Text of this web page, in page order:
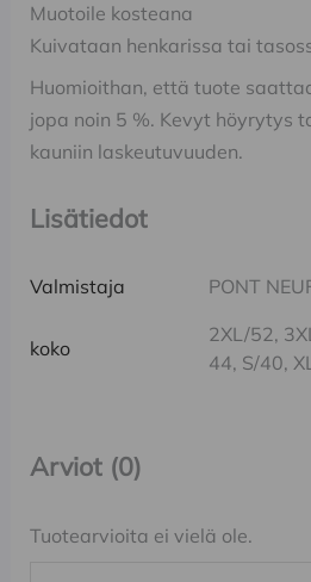
Muotoile kosteana
Kuivataan henkarissa tai
Huomioithan, että tuote
jopa noin 5 %. Kevyt höyrytys
kauniin laskeutuvuuden.
Lisätiedot
Valmistaja PONT
koko
2XL/52,
44, S/40,
Arviot (0)
Tuotearvioita ei vielä ole.